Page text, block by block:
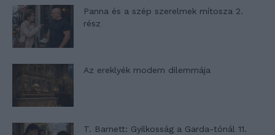
Panna és a szép szerelmek mítosza 2.
rész
Az ereklyék modern dilemmája
T. Barnett: Gyilkosság a Garda-tónál 11.